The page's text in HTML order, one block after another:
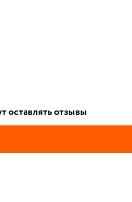
оставлять отзывы